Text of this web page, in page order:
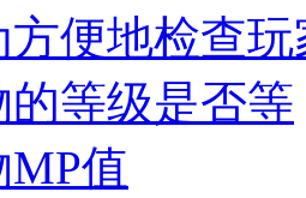
便地检查
等级是否等
值